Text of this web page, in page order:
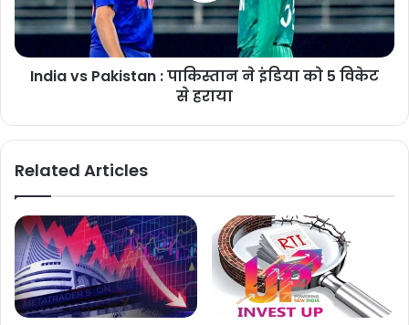
India vs Pakistan : पाकिस्तान ने इंडिया को 5 विकेट
से हराया
Related Articles